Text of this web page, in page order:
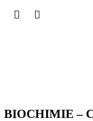
BIOCHIMIE –